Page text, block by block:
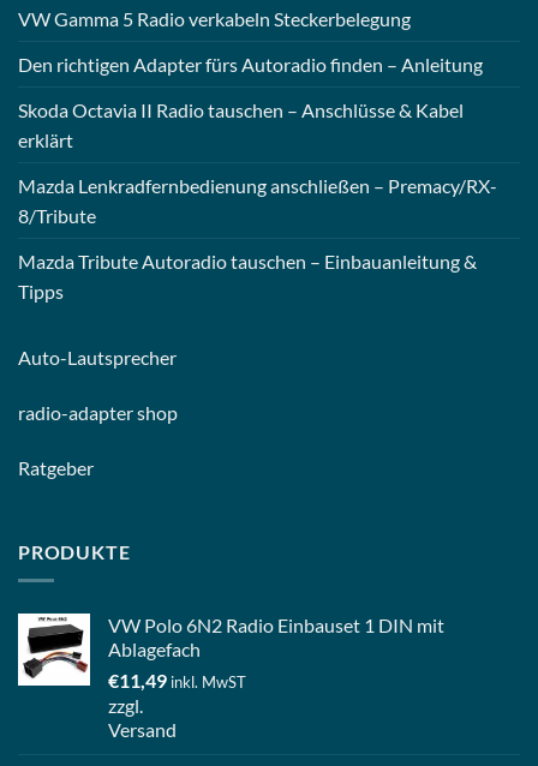
VW Gamma 5 Radio verkabeln Steckerbelegung
Den richtigen Adapter fürs Autoradio finden – Anleitung
Skoda Octavia II Radio tauschen – Anschlüsse & Kabel
erklärt
Mazda Lenkradfernbedienung anschließen – Premacy/RX-
8/Tribute
Mazda Tribute Autoradio tauschen – Einbauanleitung &
Tipps
Auto-Lautsprecher
radio-adapter shop
Ratgeber
PRODUKTE
VW Polo 6N2 Radio Einbauset 1 DIN mit
Ablagefach
€11,49 inkl. MwST
zzgl.
Versand